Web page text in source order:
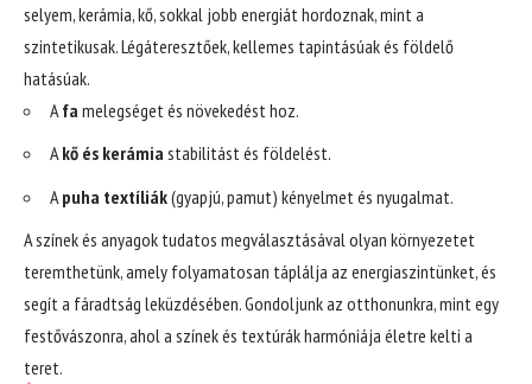
selyem, kerámia, kő, sokkal jobb energiát hordoznak, mint a
szintetikusak. Légáteresztőek, kellemes tapintásúak és földelő
hatásúak.
A fa melegséget és növekedést hoz.
Akő és kerámia stabilitást és földelést.
A puha textíliák(gyapjú, pamut) kényelmet és nyugalmat.
A színek és anyagok tudatos megválasztásával olyan környezetet
teremthetünk, amely folyamatosan táplálja az energiaszintünket, és
segít a fáradtság leküzdésében. Gondoljunk az otthonunkra, mint egy
festővászonra, ahol a színek és textúrák harmóniája életre kelti a
teret.